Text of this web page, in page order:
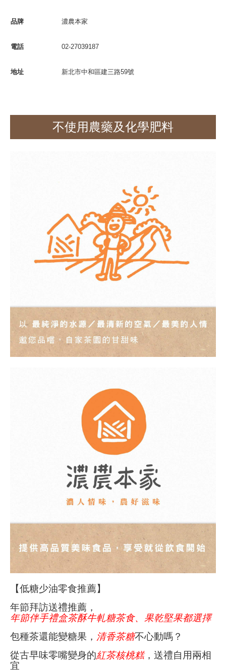
品牌 濃農本家
電話 02-27039187
地址 新北市中和區建三路59號
不使用 農藥及化學肥料
【低糖少油零食推薦】
年節拜訪送禮推薦，
年節伴手禮盒茶酥牛軋糖茶食、果乾堅果都選擇
包種茶還能變糖果， 清香茶糖不心動嗎？
從古早味零嘴變身的紅茶核桃糕，送禮自用兩相
宜